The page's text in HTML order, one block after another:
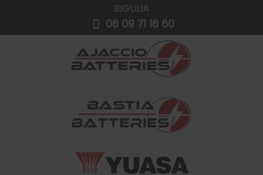
BIGULIA
06 09 71 16 60